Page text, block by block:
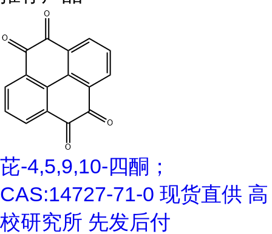
芘-4,5,9,10-四酮；
CAS:14727-71-0 现货直供 高
校研究所 先发后付